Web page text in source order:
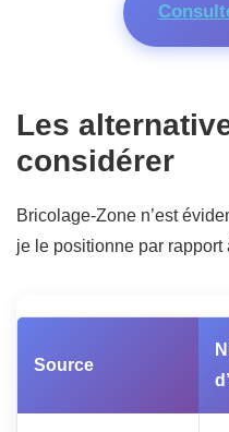
Les
considérer
Bricolage-Zone n’est
je le positionne par rapport
Source